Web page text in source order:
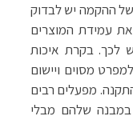
ההקמה יש לבדוק
עמידת המוצרים
לכך. בקרת איכות
מסוים ויישום
מפעלים רבים
במבנה שלהם מבלי